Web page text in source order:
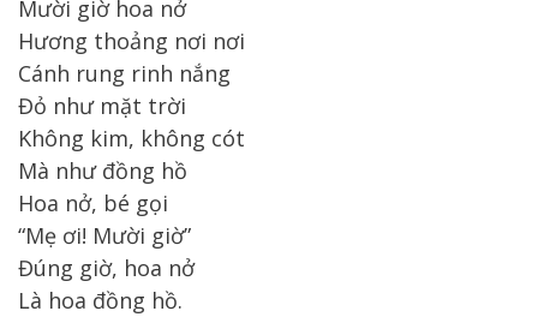
Mười giờ hoa nở
Hương thoảng nơi nơi
Cánh rung rinh nắng
Đỏ như mặt trời
Không kim, không cót
Mà như đồng hồ
Hoa nở, bé gọi
“Mẹ ơi! Mười giờ”
Đúng giờ, hoa nở
Là hoa đồng hồ.